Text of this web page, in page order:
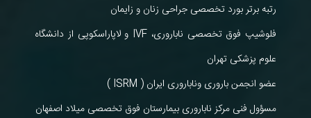
رتبه برتر بورد تخصصی جراحی زنان و زایمان
فلوشیپ فوق تخصصی ناباروری، IVF و لاپاراسکوپی از دانشگاه
علوم پزشکی تهران
عضو انجمن باروری وناباروری ایران ( ISRM )
مسؤول فنی مرکز ناباروری بیمارستان فوق تخصصی میلاد اصفهان